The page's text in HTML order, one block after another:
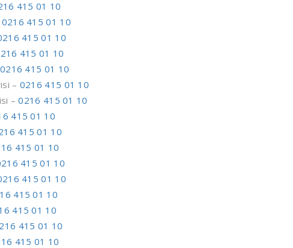
415 01 10
0216 415 01 10
415 01 10
415 01 10
0216 415 01 10
– 0216 415 01 10
–0216 415 01 10
415 01 10
415 01 10
415 01 10
415 01 10
415 01 10
415 01 10
415 01 10
415 01 10
415 01 10